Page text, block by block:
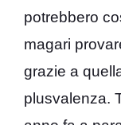
potrebbero
magari
grazie a
plusvalenza.